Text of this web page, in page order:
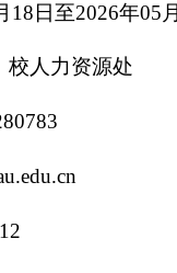
18 日至2026年05 月
校人力资源处